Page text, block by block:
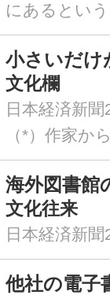
にあるとい
小さいだけ
文化欄
日本経済新
（*）作家か
海外図書館
文化往来
日本経済新
他社の電子